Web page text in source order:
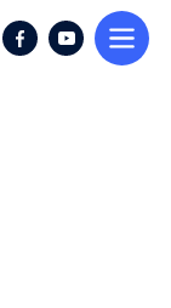
Hledat FacebookYouTube